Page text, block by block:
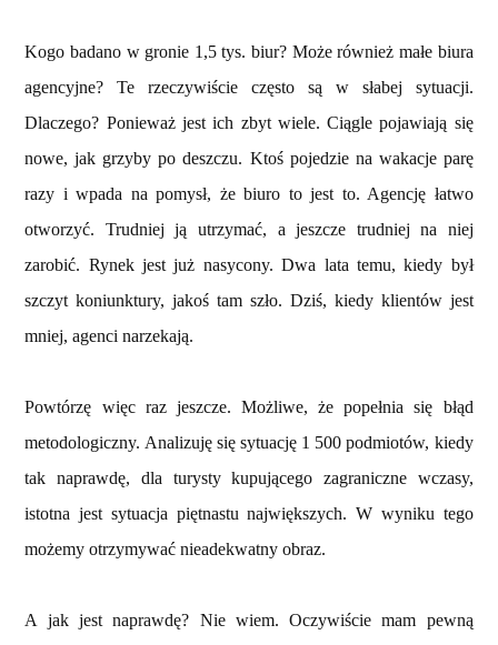
Kogo badano w gronie 1,5 tys. biur? Może również małe biura
agencyjne? Te rzeczywiście często są w słabej sytuacji.
Dlaczego? Ponieważ jest ich zbyt wiele. Ciągle pojawiają się
nowe, jak grzyby po deszczu. Ktoś pojedzie na wakacje parę
razy i wpada na pomysł, że biuro to jest to. Agencję łatwo
otworzyć. Trudniej ją utrzymać, a jeszcze trudniej na niej
zarobić. Rynek jest już nasycony. Dwa lata temu, kiedy był
szczyt koniunktury, jakoś tam szło. Dziś, kiedy klientów jest
mniej, agenci narzekają.
Powtórzę więc raz jeszcze. Możliwe, że popełnia się błąd
metodologiczny. Analizuję się sytuację 1 500 podmiotów, kiedy
tak naprawdę, dla turysty kupującego zagraniczne wczasy,
istotna jest sytuacja piętnastu największych. W wyniku tego
możemy otrzymywać nieadekwatny obraz.
A jak jest naprawdę? Nie wiem. Oczywiście mam pewną